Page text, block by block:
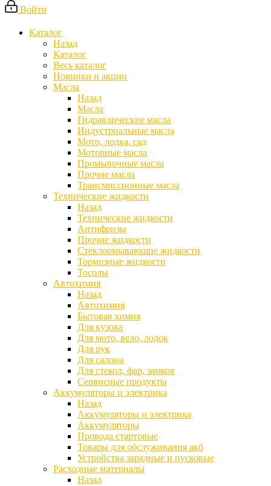
Войти
Каталог
Назад
Каталог
Весь каталог
Новинки и акции
Масла
Назад
Масла
Гидравлические масла
Индустриальные масла
Мото, лодка, сад
Моторные масла
Промывочные масла
Прочие масла
Трансмиссионные масла
Технические жидкости
Назад
Технические жидкости
Антифризы
Прочие жидкости
Стеклоомывающие жидкости
Тормозные жидкости
Тосолы
Автохимия
Назад
Автохимия
Бытовая химия
Для кузова
Для мото, вело, лодок
Для рук
Для салона
Для стекол, фар, замков
Сервисные продукты
Аккумуляторы и электрика
Назад
Аккумуляторы и электрика
Аккумуляторы
Провода стартовые
Товары для обслуживания акб
Устройства зарядные и пусковые
Расходные материалы
Назад